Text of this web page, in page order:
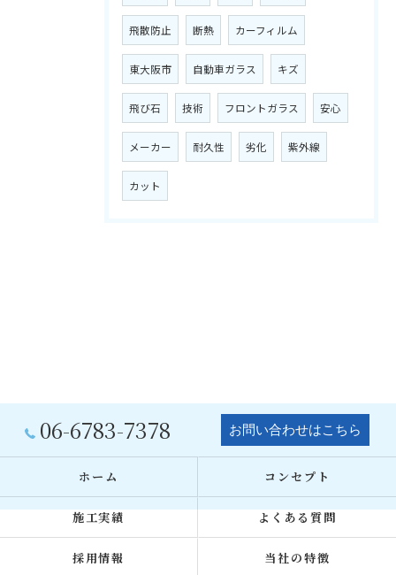
飛散防止 断熱 カーフィルム
東大阪市 自動車ガラス キズ
飛び石 技術 フロントガラス 安心
メーカー 耐久性 劣化 紫外線
カット
06-6783-7378 お問い合わせはこちら
ホーム コンセプト
施工実績 よくある質問
採用情報 当社の特徴